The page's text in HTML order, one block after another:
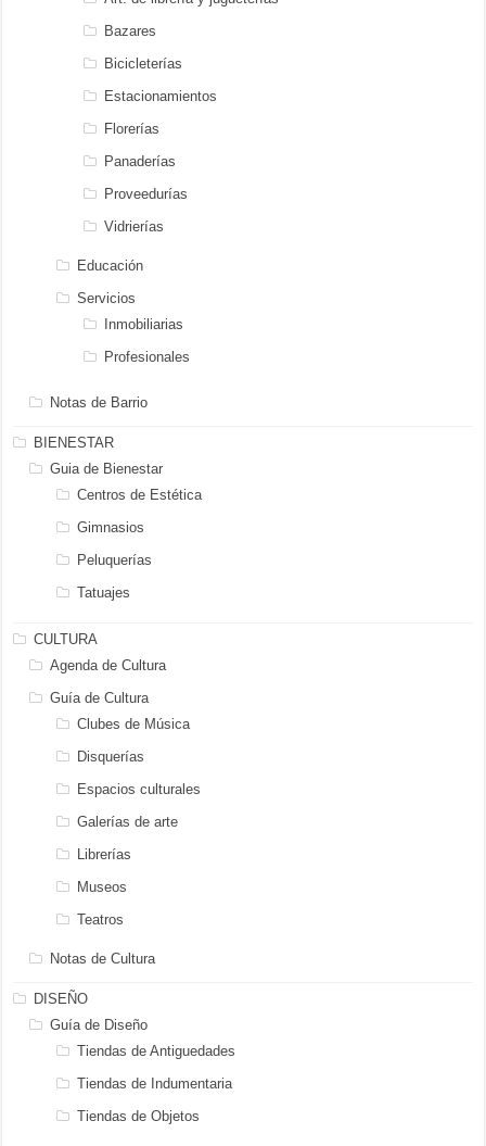
Bazares
Bicicleterías
Estacionamientos
Florerías
Panaderías
Proveedurías
Vidrierías
Educación
Servicios
Inmobiliarias
Profesionales
Notas de Barrio
BIENESTAR
Guia de Bienestar
Centros de Estética
Gimnasios
Peluquerías
Tatuajes
CULTURA
Agenda de Cultura
Guía de Cultura
Clubes de Música
Disquerías
Espacios culturales
Galerías de arte
Librerías
Museos
Teatros
Notas de Cultura
DISEÑO
Guía de Diseño
Tiendas de Antiguedades
Tiendas de Indumentaria
Tiendas de Objetos